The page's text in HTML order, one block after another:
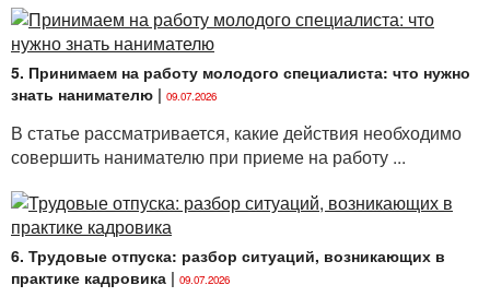
5. Принимаем на работу молодого специалиста: что нужно
знать нанимателю | 09.07.2026
В статье рассматривается, какие действия необходимо
совершить нанимателю при приеме на работу ...
6. Трудовые отпуска: разбор ситуаций, возникающих в
практике кадровика | 09.07.2026